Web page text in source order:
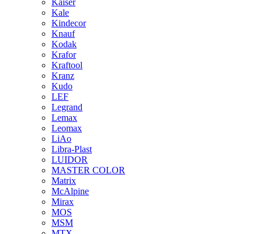
Kaiser
Kale
Kindecor
Knauf
Kodak
Krafor
Kraftool
Kranz
Kudo
LEF
Legrand
Lemax
Leomax
LiAo
Libra-Plast
LUIDOR
MASTER COLOR
Matrix
McAlpine
Mirax
MOS
MSM